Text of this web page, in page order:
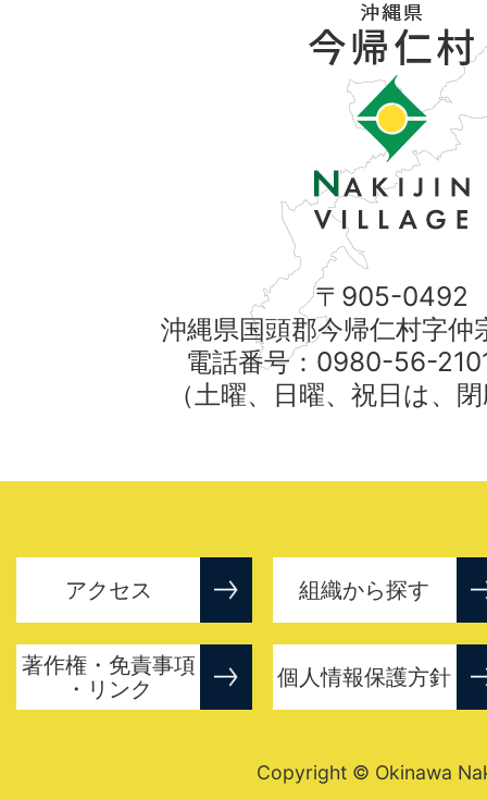
〒905-0492
沖縄県国頭郡今帰仁村字仲
電話番号：0980-56-
（土曜、日曜、祝日は、
アクセス 組織から探す
著作権・免責事項
・リンク
個人情報保護方針
Copyright © Okinawa